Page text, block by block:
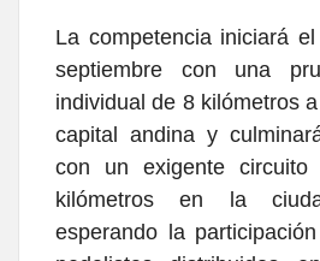
La competencia iniciará
septiembre con una
individual de 8 kilómetros
capital andina y
con un exigente
kilómetros en la
esperando la